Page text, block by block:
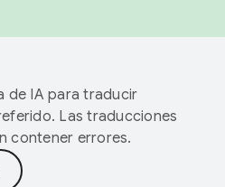
de IA para traducir
Las traducciones
contener errores.